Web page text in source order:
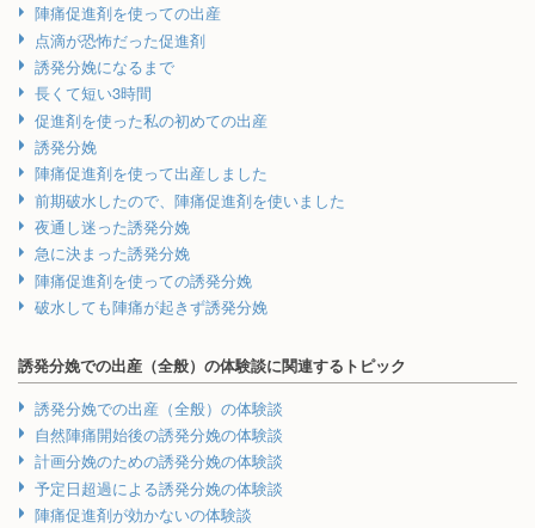
陣痛促進剤を使っての出産
点滴が恐怖だった促進剤
誘発分娩になるまで
長くて短い3時間
促進剤を使った私の初めての出産
誘発分娩
陣痛促進剤を使って出産しました
前期破水したので、陣痛促進剤を使いました
夜通し迷った誘発分娩
急に決まった誘発分娩
陣痛促進剤を使っての誘発分娩
破水しても陣痛が起きず誘発分娩
誘発分娩での出産（全般）の体験談に関連するトピック
誘発分娩での出産（全般）の体験談
自然陣痛開始後の誘発分娩の体験談
計画分娩のための誘発分娩の体験談
予定日超過による誘発分娩の体験談
陣痛促進剤が効かないの体験談